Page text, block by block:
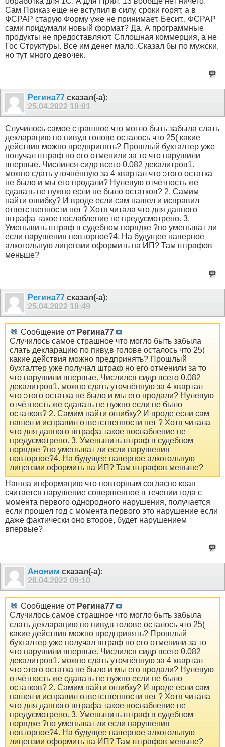
Сам Приказ еще не вступил в силу, сроки горят, а в
ФСРАР старую Форму уже не принимает. Бесит.. ФСРАР
сами придумали новый формат? Да. А программные
продукты не предоставляют. Сплошная коммерция, а не
Гос Структуры. Все им денег мало..Сказал бы по мужски,
но тут много девочек.
Регина77 сказал(-а):
25.04.2022 18:01
Случилось самое страшное что могло быть забыла слать
декларацию по пиву,в голове осталось что 25( какие
действия можно предпринять? Прошлый бухгалтер уже
получал штраф но его отменили за то что нарушили
впервые. Числился сидр всего 0.082 декалитров1.
можно сдать уточнённую за 4 квартал что этого остатка
не было и мы его продали? Нулевую отчётность же
сдавать не нужно если не было остатков? 2. Самим
найти ошибку? И вроде если сам нашел и исправил
ответственности нет ? Хотя читала что для данного
штрафа такое послабление не предусмотрено. 3.
Уменьшить штраф в судебном порядке ?но уменьшат ли
если нарушения повторное?4. На будущее наверное
алкогольную лицензии оформить на ИП? Там штрафов
меньше?
Регина77 сказал(-а):
25.04.2022 18:49
Сообщение от Регина77
Случилось самое страшное что могло быть забыла
слать декларацию по пиву,в голове осталось что 25(
какие действия можно предпринять? Прошлый
бухгалтер уже получал штраф но его отменили за то
что нарушили впервые. Числился сидр всего 0.082
декалитров1. можно сдать уточнённую за 4 квартал
что этого остатка не было и мы его продали? Нулевую
отчётность же сдавать не нужно если не было
остатков? 2. Самим найти ошибку? И вроде если сам
нашел и исправил ответственности нет ? Хотя читала
что для данного штрафа такое послабление не
предусмотрено. 3. Уменьшить штраф в судебном
порядке ?но уменьшат ли если нарушения
повторное?4. На будущее наверное алкогольную
лицензии оформить на ИП? Там штрафов меньше?
Нашла информацию что повторным согласно коап
считается нарушение совершенное в течении года с
момента первого однородного нарушения, получается
если прошел год с момента первого это нарушение если
даже фактически оно второе, будет нарушением
впервые?
Аноним сказал(-а):
26.04.2022 09:10
Сообщение от Регина77
Случилось самое страшное что могло быть забыла
слать декларацию по пиву,в голове осталось что 25(
какие действия можно предпринять? Прошлый
бухгалтер уже получал штраф но его отменили за то
что нарушили впервые. Числился сидр всего 0.082
декалитров1. можно сдать уточнённую за 4 квартал
что этого остатка не было и мы его продали? Нулевую
отчётность же сдавать не нужно если не было
остатков? 2. Самим найти ошибку? И вроде если сам
нашел и исправил ответственности нет ? Хотя читала
что для данного штрафа такое послабление не
предусмотрено. 3. Уменьшить штраф в судебном
порядке ?но уменьшат ли если нарушения
повторное?4. На будущее наверное алкогольную
лицензии оформить на ИП? Там штрафов меньше?